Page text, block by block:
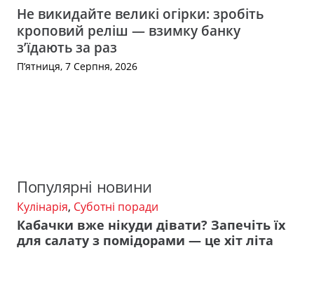
Не викидайте великі огірки: зробіть
кроповий реліш — взимку банку
з’їдають за раз
П’ятниця, 7 Серпня, 2026
Популярні новини
Кулінарія, Суботні поради
Кабачки вже нікуди дівати? Запечіть їх
для салату з помідорами — це хіт літа